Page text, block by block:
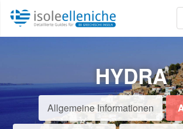
HYDRA
Allgemeine Informationen